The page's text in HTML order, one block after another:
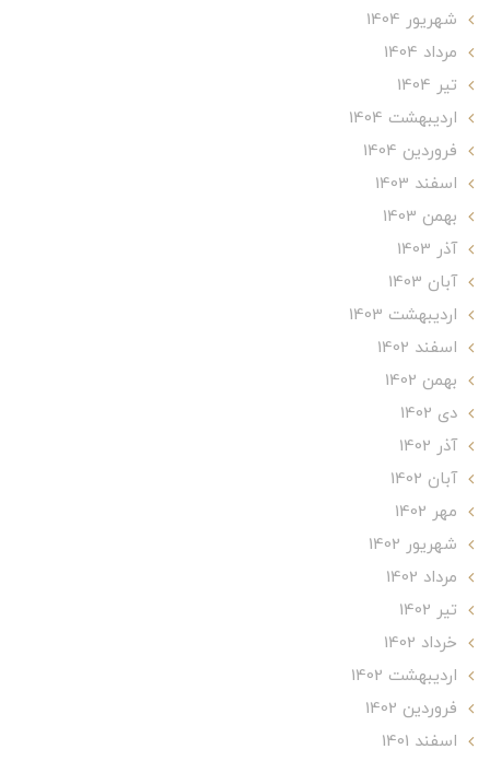
شهریور 1404
مرداد 1404
تير 1404
ارديبهشت 1404
فروردین 1404
اسفند 1403
بهمن 1403
آذر 1403
آبان 1403
ارديبهشت 1403
اسفند 1402
بهمن 1402
دی 1402
آذر 1402
آبان 1402
مهر 1402
شهریور 1402
مرداد 1402
تير 1402
خرداد 1402
ارديبهشت 1402
فروردین 1402
اسفند 1401